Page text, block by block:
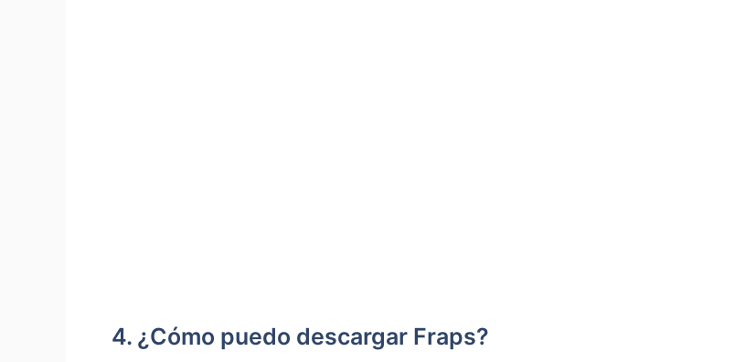
4. ¿Cómo ⁣puedo​ descargar Fraps?